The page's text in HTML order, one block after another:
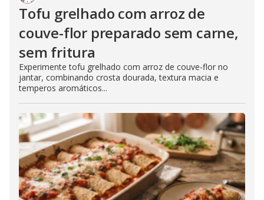
Tofu grelhado com arroz de
couve-flor preparado sem carne,
sem fritura
Experimente tofu grelhado com arroz de couve-flor no
jantar, combinando crosta dourada, textura macia e
temperos aromáticos...